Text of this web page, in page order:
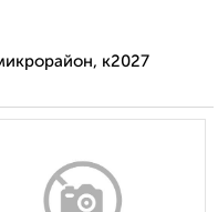
к2027